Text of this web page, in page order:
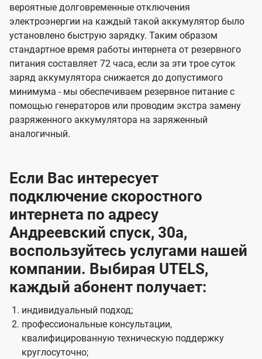
вероятные долговременные отключения
электроэнергии на каждый такой аккумулятор было
установлено быструю зарядку. Таким образом
стандартное время работы интернета от резервного
питания составляет 72 часа, если за эти трое суток
заряд аккумулятора снижается до допустимого
минимума - мы обеспечиваем резервное питание с
помощью генераторов или проводим экстра замену
разряженного аккумулятора на заряженный
аналогичный.
Если Вас интересует
подключение скоростного
интернета по адресу
Андреевский спуск, 30а,
воспользуйтесь услугами нашей
компании. Выбирая UTELS,
каждый абонент получает:
индивидуальный подход;
профессиональные консультации,
квалифицированную техническую поддержку
круглосуточно;